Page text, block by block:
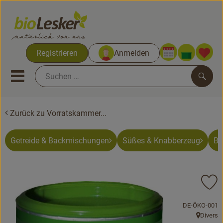
Registrieren Anmelden
Mobiles Menu öffnen oder
Biokisten
Kochkisten
Biokisten
Obst & Gemüse
Zurück zu Vorratskammer...
Getreide & Backmischungen Süßes & Knabberzeug
, Kontrollstelle:
DE-ÖKO-001
,
Divers